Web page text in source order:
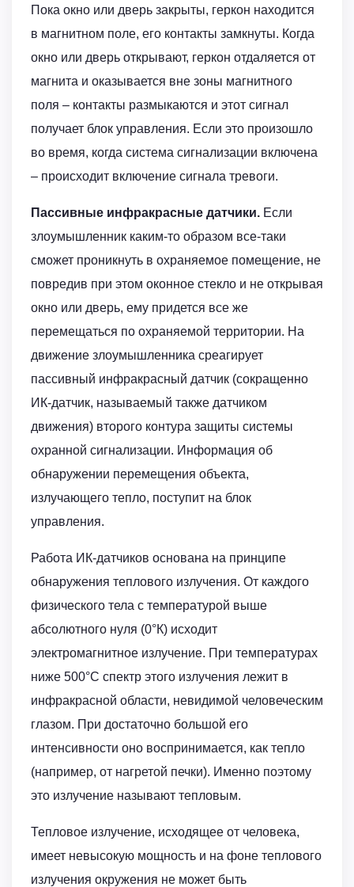
Пока окно или дверь закрыты, геркон находится
в магнитном поле, его контакты замкнуты. Когда
окно или дверь открывают, геркон отдаляется от
магнита и оказывается вне зоны магнитного
поля – контакты размыкаются и этот сигнал
получает блок управления. Если это произошло
во время, когда система сигнализации включена
– происходит включение сигнала тревоги.
Пассивные инфракрасные датчики. Если
злоумышленник каким-то образом все-таки
сможет проникнуть в охраняемое помещение, не
повредив при этом оконное стекло и не открывая
окно или дверь, ему придется все же
перемещаться по охраняемой территории. На
движение злоумышленника среагирует
пассивный инфракрасный датчик (сокращенно
ИК-датчик, называемый также датчиком
движения) второго контура защиты системы
охранной сигнализации. Информация об
обнаружении перемещения объекта,
излучающего тепло, поступит на блок
управления.
Работа ИК-датчиков основана на принципе
обнаружения теплового излучения. От каждого
физического тела с температурой выше
абсолютного нуля (0°К) исходит
электромагнитное излучение. При температурах
ниже 500°C спектр этого излучения лежит в
инфракрасной области, невидимой человеческим
глазом. При достаточно большой его
интенсивности оно воспринимается, как тепло
(например, от нагретой печки). Именно поэтому
это излучение называют тепловым.
Тепловое излучение, исходящее от человека,
имеет невысокую мощность и на фоне теплового
излучения окружения не может быть